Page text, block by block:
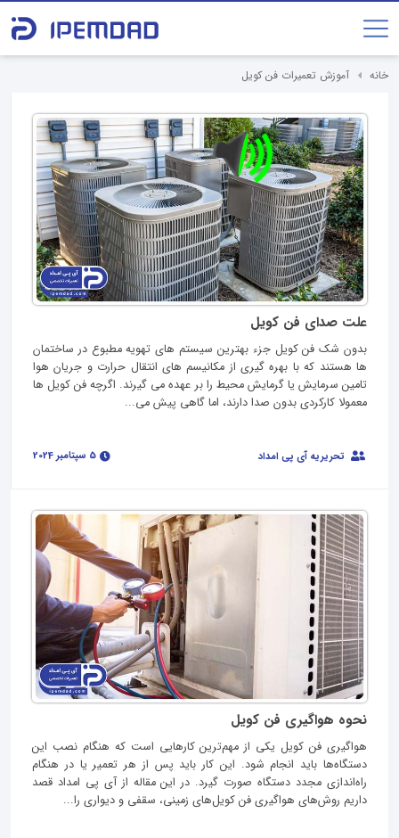
خانه آموزش تعمیرات فن کویل
علت صدای فن کویل
بدون شک فن کویل جزء بهترین سیستم های تهویه مطبوع در ساختمان
ها هستند که با بهره گیری از مکانیسم های انتقال حرارت و جریان هوا
تامین سرمایش یا گرمایش محیط را بر عهده می گیرند. اگرچه فن کویل ها
معمولا کارکردی بدون صدا دارند، اما گاهی پیش می...
تحریریه آی پی امداد
نحوه هواگیری فن کویل
هواگیری فن کویل یکی از مهم‌ترین کارهایی است که هنگام نصب این
دستگاه‌ها باید انجام شود. این کار باید پس از هر تعمیر یا در هنگام
راه‌اندازی مجدد دستگاه صورت گیرد. در این مقاله از آی پی امداد قصد
داریم روش‌های هواگیری فن کویل‌های زمینی، سقفی و دیواری را...